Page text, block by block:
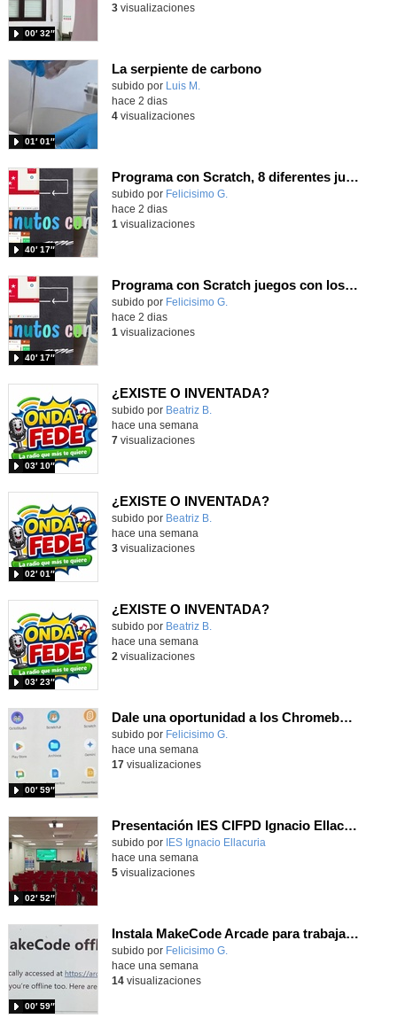
00′ 32″
3visualizaciones
La serpiente de carbono
Contenido educativo.
subido por Luis M.
01′ 01″
hace 2 dias
4visualizaciones
Programa con Scratch, 8 diferentes juegos para vivir la emoción de los partidos de España en el mundial 2026
Contenido educativo.
subido por Felicisimo G.
40′ 17″
hace 2 dias
1 visualizaciones
Programa con Scratch juegos con los partidos del mundial 2026 ganados por España
Contenido educativo.
subido por Felicisimo G.
40′ 17″
hace 2 dias
1 visualizaciones
¿EXISTE O INVENTADA?
Contenido educativo.
subido por Beatriz B.
03′ 10″
hace una semana
7visualizaciones
¿EXISTE O INVENTADA?
Contenido educativo.
subido por Beatriz B.
02′ 01″
hace una semana
3visualizaciones
¿EXISTE O INVENTADA?
Contenido educativo.
subido por Beatriz B.
03′ 23″
hace una semana
2 visualizaciones
Dale una oportunidad a los Chromebooks y utiliza un proyector para realizar talleres si no tienes pantallas táctiles
Contenido educativo.
subido por Felicisimo G.
00′ 59″
hace una semana
17visualizaciones
Presentación IES CIFPD Ignacio Ellacuría
Contenido educativo.
subido por IES Ignacio Ellacuria
02′ 52″
hace una semana
5visualizaciones
Instala MakeCode Arcade para trabajar offline en tu tablet, ordenador, Chromebook
Contenido educativo.
subido por Felicisimo G.
00′ 59″
hace una semana
14visualizaciones